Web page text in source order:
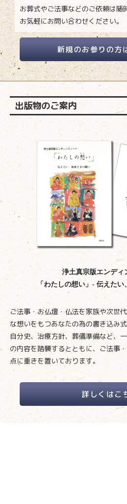
お葬式やご法事などのご依頼は随
お気軽にお問い合わせください。
新規のお参りの方
出版物のご案内
浄土真宗版エンディ
「わたしの想い」- 伝えた
ご法事・お仏壇・仏法を家族や次世
な想いをもつあなたの為の書き込み
自分史、治療方針、葬儀準備など、
の内容を踏襲するとともに、ご法事
点に重きを置いております。
詳しくはこ